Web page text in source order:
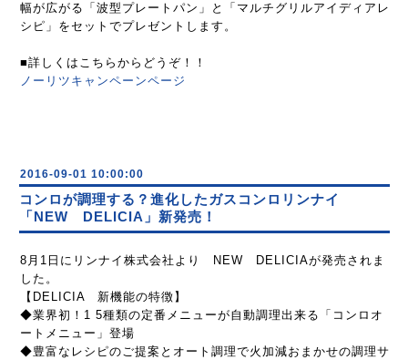
幅が広がる「波型プレートパン」と「マルチグリルアイディアレ
シピ」をセットでプレゼントします。
■詳しくはこちらからどうぞ！！
ノーリツキャンペーンページ
2016-09-01 10:00:00
コンロが調理する？進化したガスコンロリンナイ
「NEW DELICIA」新発売！
8月1日にリンナイ株式会社より NEW DELICIAが発売されま
した。
【DELICIA 新機能の特徴】
◆業界初！1 5種類の定番メニューが自動調理出来る「コンロオ
ートメニュー」登場
◆豊富なレシピのご提案とオート調理で火加減おまかせの調理サ